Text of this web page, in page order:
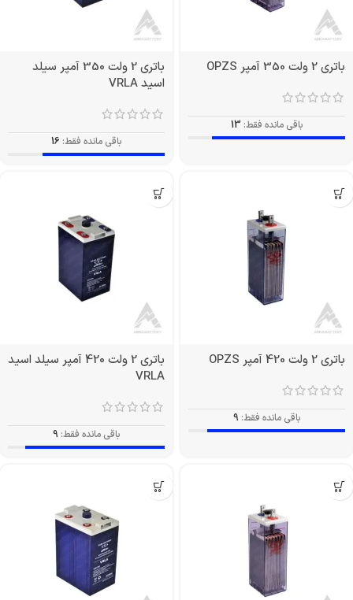
باتری 2 ولت 350 آمپر OPZS
باقی مانده فقط: 13
باتری 2 ولت 350 آمپر سیلد
اسید VRLA
باقی مانده فقط: 16
باتری 2 ولت 420 آمپر OPZS
باقی مانده فقط: 9
باتری 2 ولت 420 آمپر سیلد اسید
VRLA
باقی مانده فقط: 9